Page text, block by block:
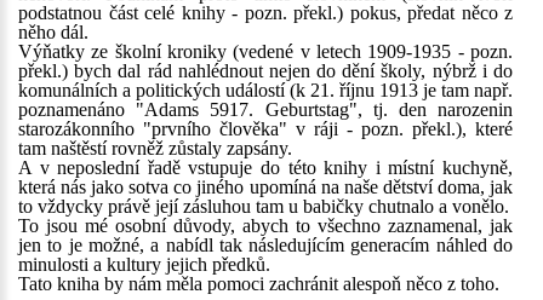
podstatnou část celé knihy - pozn. překl.) pokus, předat něco z
něho dál.
Výňatky ze školní kroniky (vedené v letech 1909-1935 - pozn.
překl.) bych dal rád nahlédnout nejen do dění školy, nýbrž i do
komunálních a politických událostí (k 21. říjnu 1913 je tam např.
poznamenáno "Adams 5917. Geburtstag", tj. den narozenin
starozákonního "prvního člověka" v ráji - pozn. překl.), které
tam naštěstí rovněž zůstaly zapsány.
A v neposlední řadě vstupuje do této knihy i místní kuchyně,
která nás jako sotva co jiného upomíná na naše dětství doma, jak
to vždycky právě její zásluhou tam u babičky chutnalo a vonělo.
To jsou mé osobní důvody, abych to všechno zaznamenal, jak
jen to je možné, a nabídl tak následujícím generacím náhled do
minulosti a kultury jejich předků.
Tato kniha by nám měla pomoci zachránit alespoň něco z toho.